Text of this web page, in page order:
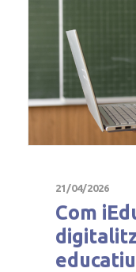
21/04/2026
Com